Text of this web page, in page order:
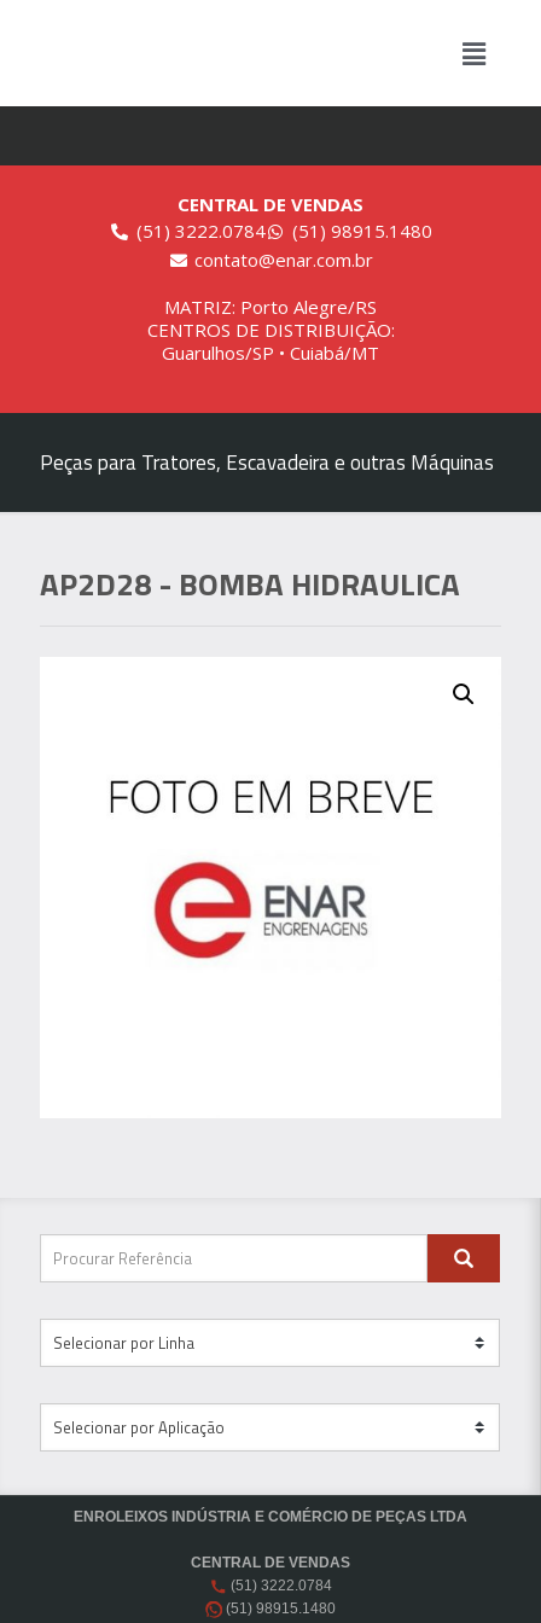
CENTRAL DE VENDAS
(51) 3222.0784
(51) 98915.1480
contato@enar.com.br
MATRIZ: Porto Alegre/RS
CENTROS DE DISTRIBUIÇÃO:
Guarulhos/SP • Cuiabá/MT
Peças para Tratores, Escavadeira e outras Máquinas
AP2D28 - BOMBA HIDRAULICA
ENROLEIXOS INDÚSTRIA E COMÉRCIO DE PEÇAS LTDA
CENTRAL DE VENDAS
(51) 3222.0784
(51) 98915.1480